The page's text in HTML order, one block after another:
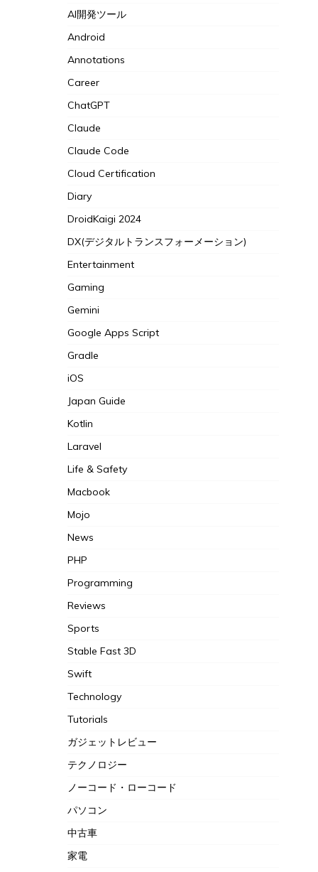
カテゴリー
AI
AI Tools
AI開発ツール
Android
Annotations
Career
ChatGPT
Claude
Claude Code
Cloud Certification
Diary
DroidKaigi 2024
DX(デジタルトランスフォーメーション)
Entertainment
Gaming
Gemini
Google Apps Script
Gradle
iOS
Japan Guide
Kotlin
Laravel
Life & Safety
Macbook
Mojo
News
PHP
Programming
Reviews
Sports
Stable Fast 3D
Swift
Technology
Tutorials
ガジェットレビュー
テクノロジー
ノーコード・ローコード